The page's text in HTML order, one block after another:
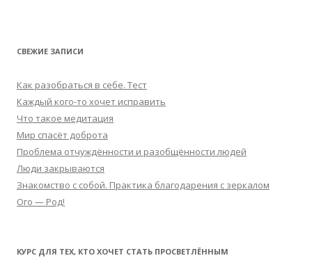
СВЕЖИЕ ЗАПИСИ
Как разобраться в себе. Тест
Каждый кого-то хочет исправить
Что такое медитация
Мир спасёт доброта
Проблема отчуждённости и разобщённости людей
Люди закрываются
Знакомство с собой. Практика благодарения с зеркалом
Ого — Род!
КУРС ДЛЯ ТЕХ, КТО ХОЧЕТ СТАТЬ ПРОСВЕТЛЁННЫМ